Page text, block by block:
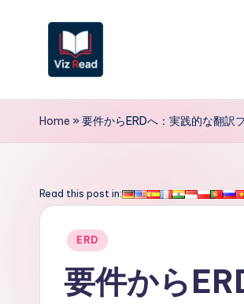
V
iz
e
Home »要件からERDへ：実践的な翻訳
Read this post in:
Posted
ERD
要件から